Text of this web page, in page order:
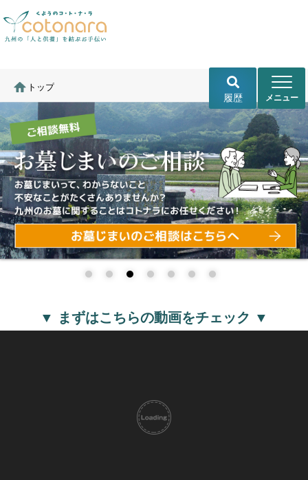
トップ
▼ まずはこちらの動画をチェック ▼
履歴